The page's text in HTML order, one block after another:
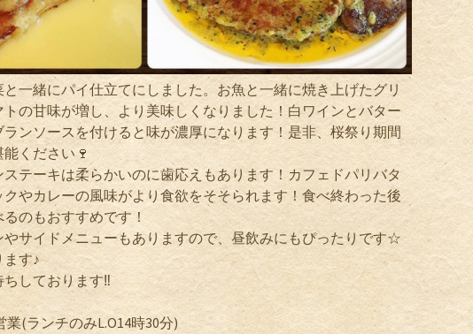
一緒にパイ仕立てにしました。お魚と一緒に焼き上げたグリ
の甘味が増し、より美味しくなりました！白ワインとバター
ンソースを付けると味が濃厚になります！是非、桜祭り期間
ください🍷
テーキは柔らかいのに歯応えもあります！カフェドパリバタ
やカレーの風味がより食欲をそそられます！食べ終わった後
のもおすすめです！
サイドメニューもありますので、昼飲みにもぴったりです☆
す♪
しております‼️
(ランチのみL.O14時30分)